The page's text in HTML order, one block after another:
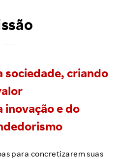
sociedade, criando
inovação e do
para concretizarem suas